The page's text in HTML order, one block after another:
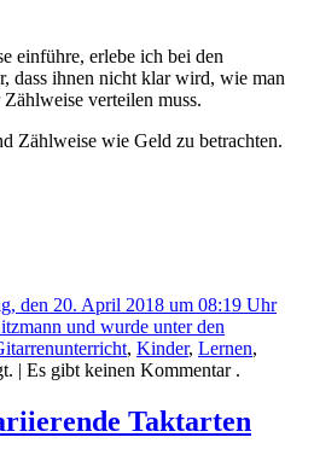
einführe, erlebe ich bei den
dass ihnen nicht klar wird, wie man
verteilen muss.
Zählweise wie Geld zu betrachten.
den 20. April 2018 um 08:19 Uhr
und wurde unter den
, Kinder, Lernen,
| Es gibt keinen Kommentar .
Taktarten